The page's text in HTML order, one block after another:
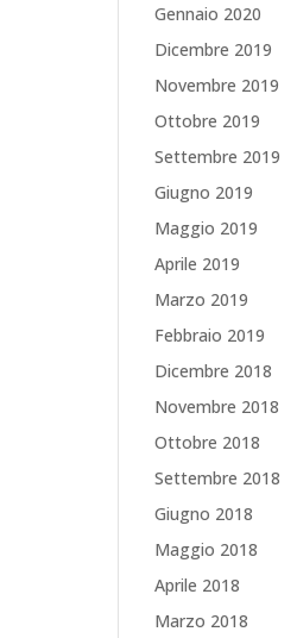
Gennaio 2020
Dicembre 2019
Novembre 2019
Ottobre 2019
Settembre 2019
Giugno 2019
Maggio 2019
Aprile 2019
Marzo 2019
Febbraio 2019
Dicembre 2018
Novembre 2018
Ottobre 2018
Settembre 2018
Giugno 2018
Maggio 2018
Aprile 2018
Marzo 2018